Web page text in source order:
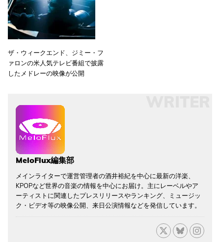
ザ・ウィークエンド、ジミー・フ
ァロンの米人気テレビ番組で披露
したメドレーの映像が公開
MeloFlux編集部
メインライターで運営管理者の酒井裕紀を中心に最新の洋楽、
KPOPなど世界の音楽の情報を中心にお届け。主にレーベルやア
ーティストに関連したプレスリリースやランキング、ミュージッ
ク・ビデオ等の映像公開、来日公演情報などを発信しています。